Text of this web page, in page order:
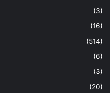
(3)
(16)
(514)
(6)
(3)
(20)